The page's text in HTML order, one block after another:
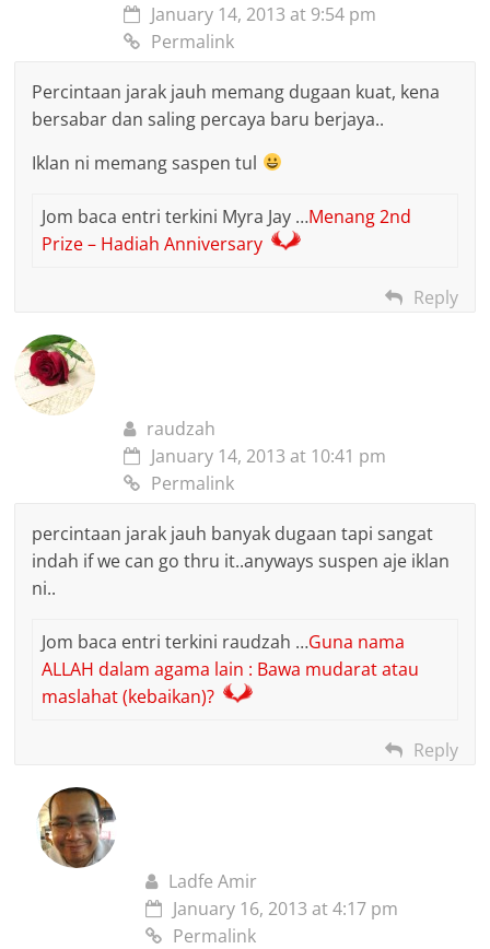
January 14, 2013 at 9:54 pm
Permalink
Percintaan jarak jauh memang dugaan kuat, kena
bersabar dan saling percaya baru berjaya..
Iklan ni memang saspen tul
Jom baca entri terkini Myra Jay …Menang 2nd
Prize – Hadiah Anniversary
Reply
raudzah
January 14, 2013 at 10:41 pm
Permalink
percintaan jarak jauh banyak dugaan tapi sangat
indah if we can go thru it..anyways suspen aje iklan
ni..
Jom baca entri terkini raudzah …Guna nama
ALLAH dalam agama lain : Bawa mudarat atau
maslahat (kebaikan)?
Reply
Ladfe Amir
January 16, 2013 at 4:17 pm
Permalink